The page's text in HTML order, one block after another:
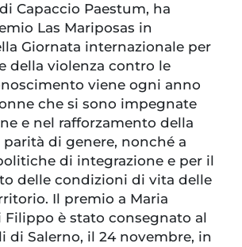
Capaccio Paestum, ha
Las Mariposas in
Giornata internazionale per
della violenza contro le
viene ogni anno
che si sono impegnate
e nel rafforzamento della
di genere, nonché a
di integrazione e per il
delle condizioni di vita delle
Il premio a Maria
è stato consegnato al
di Salerno, il 24 novembre, in